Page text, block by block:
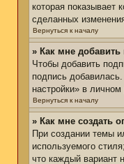
которая показывает
сделанных
Вернуться к началу
» Как мне
Чтобы добавить
подпись
настройки» в
Вернуться к началу
» Как мне создать
При создании темы
используемого
что каждый вариант